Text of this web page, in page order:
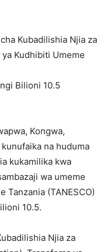
Kubadilishia Njia za
Kudhibiti Umeme
Bilioni 10.5
Kongwa,
na huduma
kukamilika kwa
wa umeme
Tanzania (TANESCO)
10.5.
Njia za